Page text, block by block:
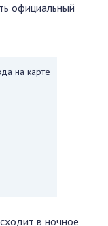
официальный
на карте
в ночное